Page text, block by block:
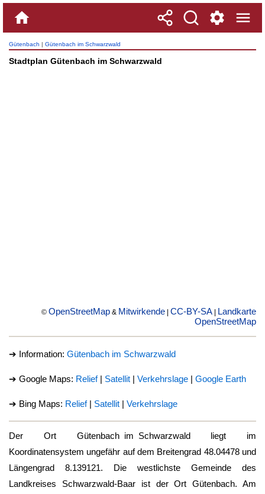
Gütenbach | Gütenbach im Schwarzwald
Stadtplan Gütenbach im Schwarzwald
© OpenStreetMap & Mitwirkende CC-BY-SA Landkarte
OpenStreetMap
➔ Information: Gütenbach im Schwarzwald
➔ Google Maps: Relief| Satellit | Verkehrslage | Google Earth
➔ Bing Maps: Relief| Satellit | Verkehrslage
Der Ort Gütenbach im Schwarzwaldliegt im
Koordinatensystem ungefähr auf dem Breitengrad 48.04478 und
Längengrad 8.139121. Die westlichste Gemeinde des
Landkreises Schwarzwald-Baar ist der OrtGütenbach. Am